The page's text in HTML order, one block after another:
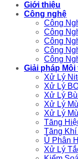
Giới thiệu
Công nghệ
Công
Công
Công
Công
Công
Giải pháp
Xử Lý
Xử Lý
Xử Lý
Xử Lý
Xử Lý
Tăng
Tăng
Ủ Phân
Xử Lý